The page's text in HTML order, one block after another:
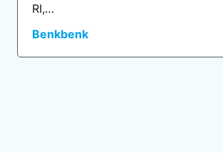
RI,…
Benkbenk